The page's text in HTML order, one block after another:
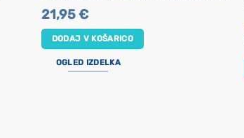
21,95€
DODAJ V KOŠARICO
OGLED IZDELKA